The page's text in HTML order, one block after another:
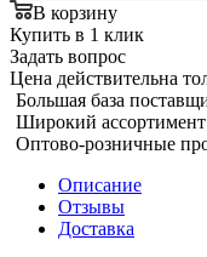
В корзину
Купить в 1 клик
Задать вопрос
Цена действительна
Большая база
Широкий
Оптово-розничные
Описание
Отзывы
Доставка